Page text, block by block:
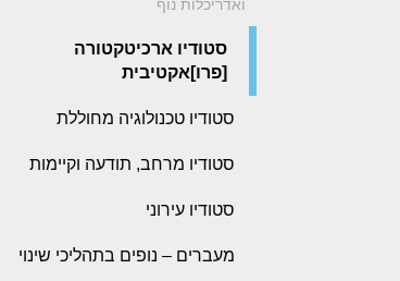
ואדריכלות נוף
סטודיו ארכיטקטורה
[פרו]אקטיבית
סטודיו טכנולוגיה מחוללת
סטודיו מרחב, תודעה וקיימות
סטודיו עירוני
מעברים – נופים בתהליכי שינוי